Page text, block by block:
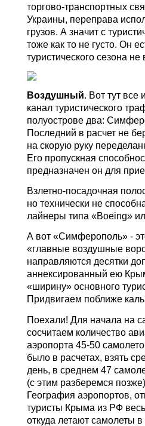
торгово-транспортных
Украины, переправа
грузов. А значит с
тоже как то не густо. Он
туристического сезона не
Воздушный . Вот тут
канал туристического
полуострове два:
Последний в расчет не
на скорую руку
Его пропускная
предназначен он для
Взлетно-посадочная
но технически не
лайнеры типа «Boeing»
А вот «Симферополь» -
«главные воздушные
направляются десятки
аннексированный ею
«ширину» основного
Придвигаем поближе
Поехали! Для начала на
сосчитаем количество
аэропорта 45-50
было в расчетах, взять
день, в среднем 47
(с этим разберемся
География аэропортов,
туристы Крыма из РФ
откуда летают самолеты